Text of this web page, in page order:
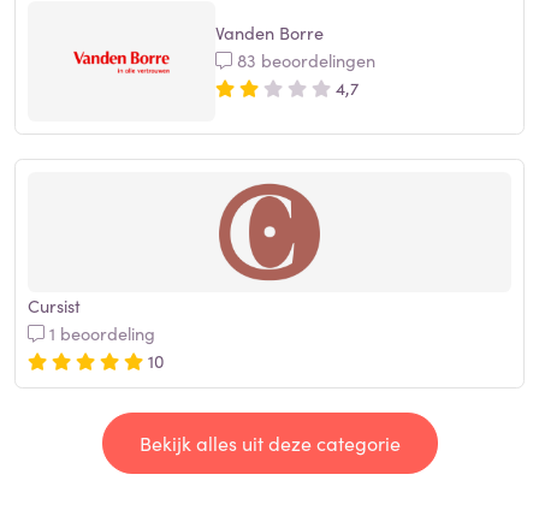
Vanden Borre
83 beoordelingen
4,7
Cursist
1 beoordeling
10
Bekijk alles uit deze categorie